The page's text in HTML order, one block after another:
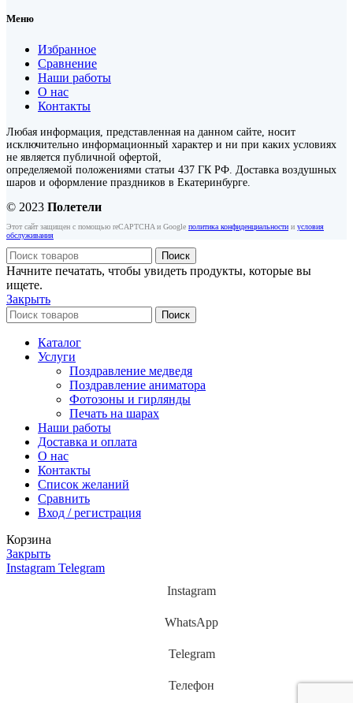
Меню
Избранное
Сравнение
Наши работы
О нас
Контакты
Любая информация, представленная на данном сайте, носит
исключительно информационный характер и ни при каких условиях
не является публичной офертой,
определяемой положениями статьи 437 ГК РФ. Доставка воздушных
шаров и оформление праздников в Екатеринбурге.
© 2023 Полетели
Этот сайт защищен с помощью reCAPTCHA и Google политика конфиденциальности и условия
обслуживания
Поиск
Начните печатать, чтобы увидеть продукты, которые вы
ищете.
Закрыть
Поиск
Каталог
Услуги
Поздравление медведя
Поздравление аниматора
Фотозоны и гирлянды
Печать на шарах
Наши работы
Доставка и оплата
О нас
Контакты
Список желаний
Сравнить
Вход / регистрация
Корзина
Закрыть
Instagram Telegram
Instagram
WhatsApp
Telegram
Телефон